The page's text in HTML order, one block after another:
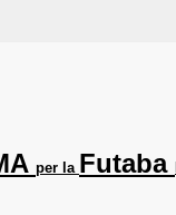
per la Futaba